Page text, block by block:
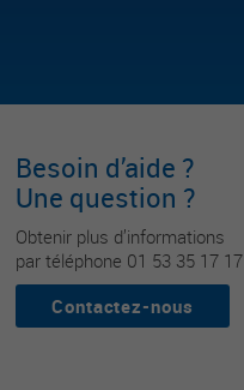
Besoin d’aide ?
Une question ?
Obtenir plus d’informations
par téléphone 01 53 35 17 17
Contactez-nous